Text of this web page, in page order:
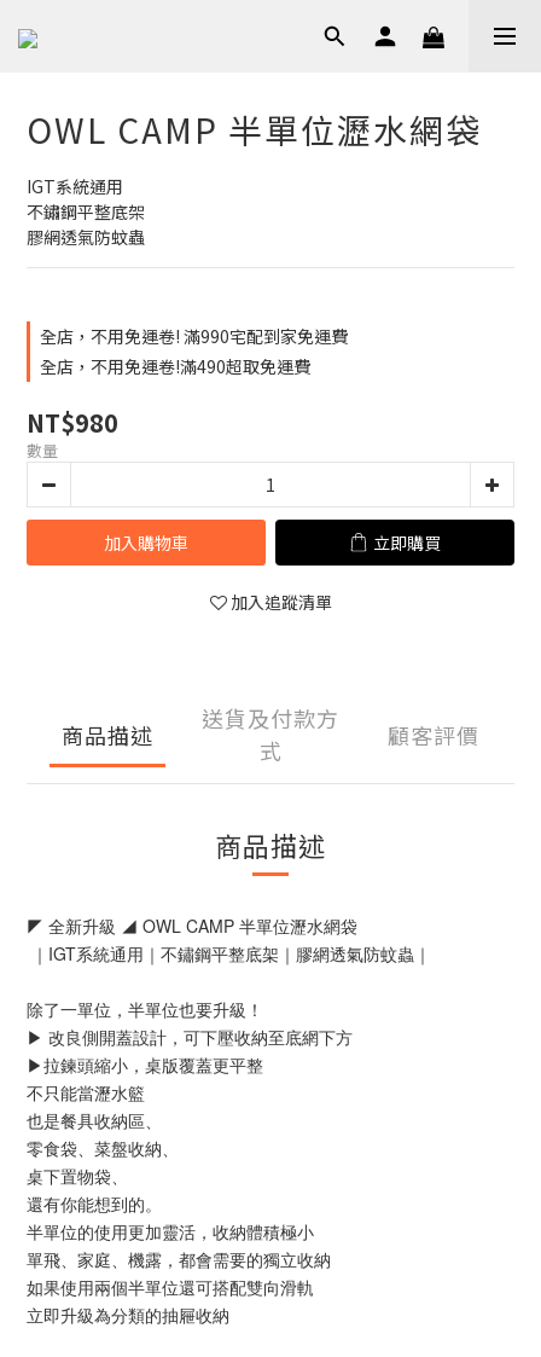
OWL CAMP 半單位瀝水網袋
IGT系統通用
不鏽鋼平整底架
膠網透氣防蚊蟲
全店，不用免運卷! 滿990宅配到家免運費
全店，不用免運卷!滿490超取免運費
NT$980
數量
加入購物車 立即購買
加入追蹤清單
商品描述
送貨及付款方
式
顧客評價
商品描述
◤ 全新升級 ◢ OWL CAMP 半單位瀝水網袋
｜IGT系統通用｜不鏽鋼平整底架｜膠網透氣防蚊蟲｜
除了一單位，半單位也要升級！
▶︎ 改良側開蓋設計，可下壓收納至底網下方
▶︎拉鍊頭縮小，桌版覆蓋更平整
不只能當瀝水籃
也是餐具收納區、
零食袋、菜盤收納、
桌下置物袋、
還有你能想到的。
半單位的使用更加靈活，收納體積極小
單飛、家庭、機露，都會需要的獨立收納
如果使用兩個半單位還可搭配雙向滑軌
立即升級為分類的抽屜收納